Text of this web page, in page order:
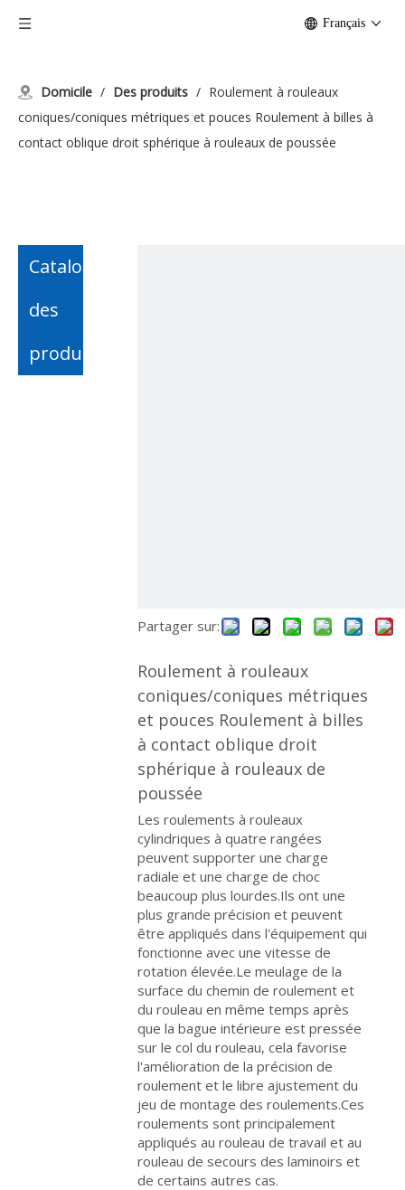
Français
Domicile / Des produits / Roulement à rouleaux
coniques/coniques métriques et pouces Roulement à billes à
contact oblique droit sphérique à rouleaux de poussée
Catalogue
des
produits
Partager sur:
Roulement à rouleaux
coniques/coniques métriques
et pouces Roulement à billes
à contact oblique droit
sphérique à rouleaux de
poussée
Les roulements à rouleaux
cylindriques à quatre rangées
peuvent supporter une charge
radiale et une charge de choc
beaucoup plus lourdes.Ils ont une
plus grande précision et peuvent
être appliqués dans l'équipement qui
fonctionne avec une vitesse de
rotation élevée.Le meulage de la
surface du chemin de roulement et
du rouleau en même temps après
que la bague intérieure est pressée
sur le col du rouleau, cela favorise
l'amélioration de la précision de
roulement et le libre ajustement du
jeu de montage des roulements.Ces
roulements sont principalement
appliqués au rouleau de travail et au
rouleau de secours des laminoirs et
de certains autres cas.